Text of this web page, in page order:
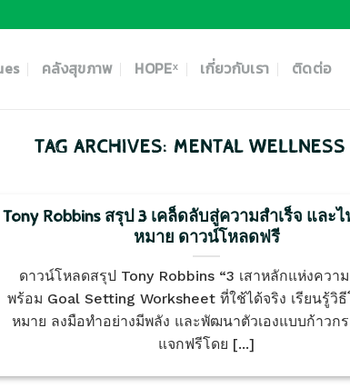
คลังสุขภาพ HOPEˣ เกี่ยวกับเรา ติดต่อ
TAG ARCHIVES: MENTAL WELLNESS
Tony Robbins สรุป 3 เคล็ดลับสู่ความสำเร็จ และ
หมาย ดาวน์โหลดฟรี
ดาวน์โหลดสรุป Tony Robbins “3 เสาหลักแห่งความ
พร้อม Goal Setting Worksheet ที่ใช้ได้จริง เรียนรู้วิธี
หมาย ลงมือทำอย่างมีพลัง และพัฒนาตัวเองแบบก้าวก
แจกฟรีโดย [...]